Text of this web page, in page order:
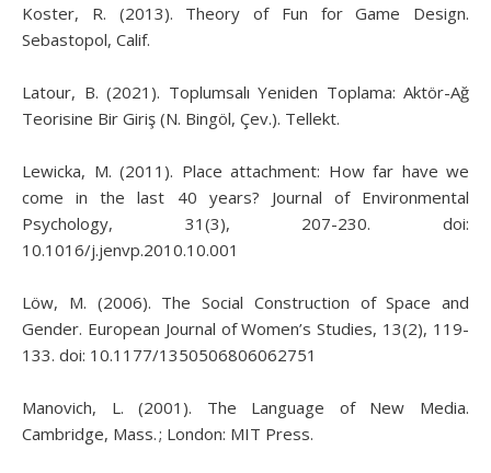
Koster, R. (2013). Theory of Fun for Game Design.
Sebastopol, Calif.
Latour, B. (2021). Toplumsalı Yeniden Toplama: Aktör-Ağ
Teorisine Bir Giriş (N. Bingöl, Çev.). Tellekt.
Lewicka, M. (2011). Place attachment: How far have we
come in the last 40 years? Journal of Environmental
Psychology, 31(3), 207-230. doi:
10.1016/j.jenvp.2010.10.001
Löw, M. (2006). The Social Construction of Space and
Gender. European Journal of Women’s Studies, 13(2), 119-
133. doi: 10.1177/1350506806062751
Manovich, L. (2001). The Language of New Media.
Cambridge, Mass. ; London: MIT Press.